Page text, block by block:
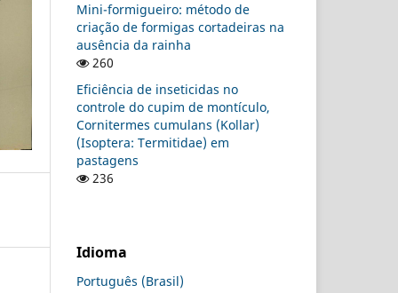
Mini-formigueiro: método de
criação de formigas cortadeiras na
ausência da rainha
260
Eficiência de inseticidas no
controle do cupim de montículo,
Cornitermes cumulans (Kollar)
(Isoptera: Termitidae) em
pastagens
236
Idioma
Português (Brasil)